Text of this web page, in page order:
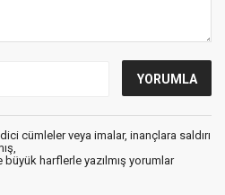
cümleler veya imalar, inançlara saldırı
harflerle yazılmış yorumlar